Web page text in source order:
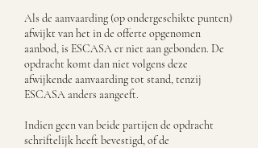
Als de aanvaarding (op ondergeschikte punten)
afwijkt van het in de offerte opgenomen
aanbod, is ESCASA er niet aan gebonden. De
opdracht komt dan niet volgens deze
afwijkende aanvaarding tot stand, tenzij
ESCASA anders aangeeft.
Indien geen van beide partijen de opdracht
schriftelijk heeft bevestigd, of de